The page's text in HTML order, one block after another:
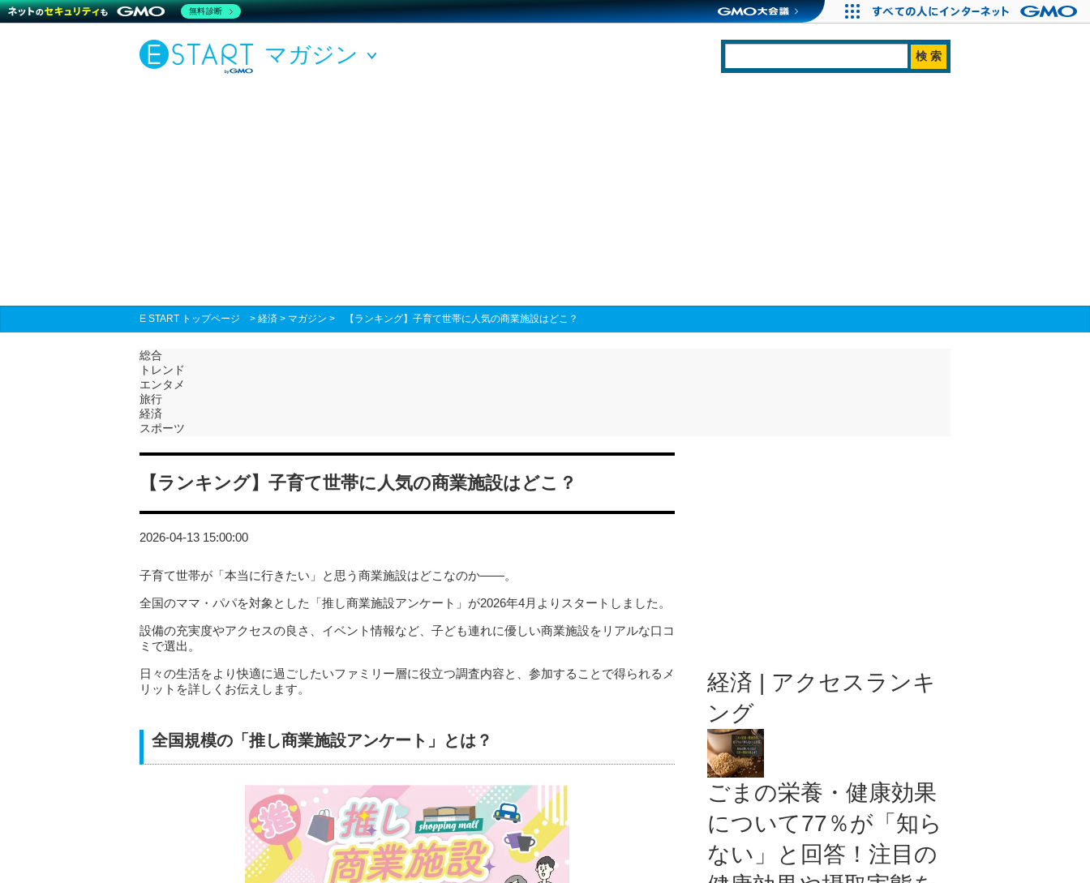
マガジン
E START トップページ > 経済 > マガジン > 【ランキング】子育て世帯に人気の商業施設はどこ？
総合
トレンド
エンタメ
旅行
経済
スポーツ
【ランキング】子育て世帯に人気の商業施設はどこ？
2026-04-13 15:00:00
子育て世帯が「本当に行きたい」と思う商業施設はどこなのか――。
全国のママ・パパを対象とした「推し商業施設アンケート」が2026年4月よりスタートしました。
設備の充実度やアクセスの良さ、イベント情報など、子ども連れに優しい商業施設をリアルな口コ
ミで選出。
日々の生活をより快適に過ごしたいファミリー層に役立つ調査内容と、参加することで得られるメ
リットを詳しくお伝えします。
全国規模の「推し商業施設アンケート」とは？
経済 | アクセスランキ
ング
ごまの栄養・健康効果
について77％が「知ら
ない」と回答！注目の
無料診断